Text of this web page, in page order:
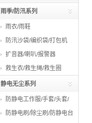
雨季/防汛系列
雨衣/雨鞋
防汛沙袋/编织袋/打包机
扩音器/喇叭/报警器
救生衣/救生绳/救生圈
静电无尘系列
防静电工作服/手套/头套/
鞋
防静电刷/除尘刷/防静电台